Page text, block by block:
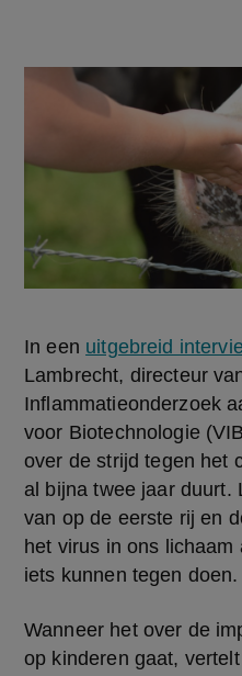
In een uitgebreid
Lambrecht, directeur
Inflammatieonderzoek
voor Biotechnologie
over de strijd tegen het
al bijna twee jaar duurt.
van op de eerste rij en
het virus in ons
iets kunnen tegen doen.
Wanneer het over de
op kinderen gaat,